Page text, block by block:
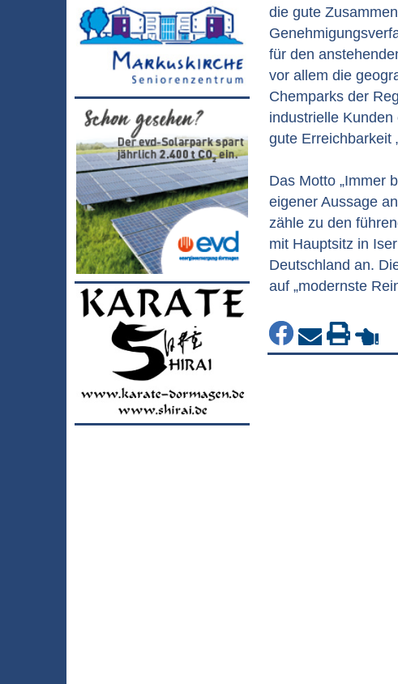
die gute
für den
vor allem die
Chemparks der
industrielle
gute Erreichbarkeit
Das Motto „Immer
eigener Aussage
zähle zu den
mit Hauptsitz in
Deutschland an.
auf „modernste